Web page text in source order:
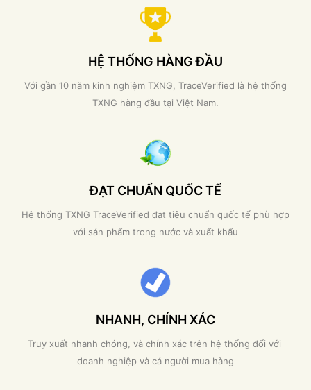
HỆ THỐNG HÀNG ĐẦU
Với gần 10 năm kinh nghiệm TXNG, TraceVerified là hệ thống
TXNG hàng đầu tại Việt Nam.
ĐẠT CHUẨN QUỐC TẾ
Hệ thống TXNG TraceVerified đạt tiêu chuẩn quốc tế phù hợp
với sản phẩm trong nước và xuất khẩu
NHANH, CHÍNH XÁC
Truy xuất nhanh chóng, và chính xác trên hệ thống đối với
doanh nghiệp và cả người mua hàng